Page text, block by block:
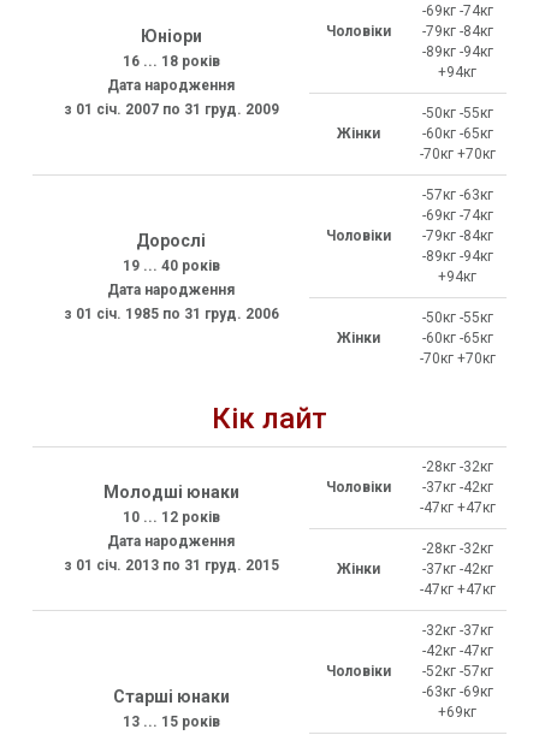
Юніори
16 ... 18 років
Дата народження
з 01 січ. 2007 по 31 груд. 2009
Чоловіки
-69кг -74кг
-79кг -84кг
-89кг -94кг
+94кг
Жінки
-50кг -55кг
-60кг -65кг
-70кг +70кг
Дорослі
19 ... 40 років
Дата народження
з 01 січ. 1985 по 31 груд. 2006
Чоловіки
-57кг -63кг
-69кг -74кг
-79кг -84кг
-89кг -94кг
+94кг
Жінки
-50кг -55кг
-60кг -65кг
-70кг +70кг
Кік лайт
Молодші юнаки
10 ... 12 років
Дата народження
з 01 січ. 2013 по 31 груд. 2015
Чоловіки
-28кг -32кг
-37кг -42кг
-47кг +47кг
Жінки
-28кг -32кг
-37кг -42кг
-47кг +47кг
Старші юнаки
13 ... 15 років
Чоловіки
-32кг -37кг
-42кг -47кг
-52кг -57кг
-63кг -69кг
+69кг